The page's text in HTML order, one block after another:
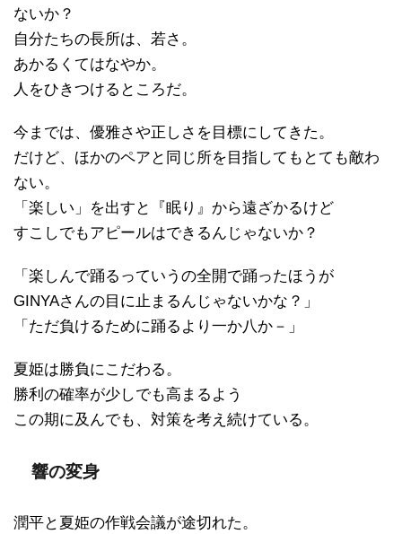
ないか？
自分たちの長所は、若さ。
あかるくてはなやか。
人をひきつけるところだ。
今までは、優雅さや正しさを目標にしてきた。
だけど、ほかのペアと同じ所を目指してもとても敵わ
ない。
「楽しい」を出すと『眠り』から遠ざかるけど
すこしでもアピールはできるんじゃないか？
「楽しんで踊るっていうの全開で踊ったほうが
GINYAさんの目に止まるんじゃないかな？」
「ただ負けるために踊るより一か八か－」
夏姫は勝負にこだわる。
勝利の確率が少しでも高まるよう
この期に及んでも、対策を考え続けている。
響の変身
潤平と夏姫の作戦会議が途切れた。